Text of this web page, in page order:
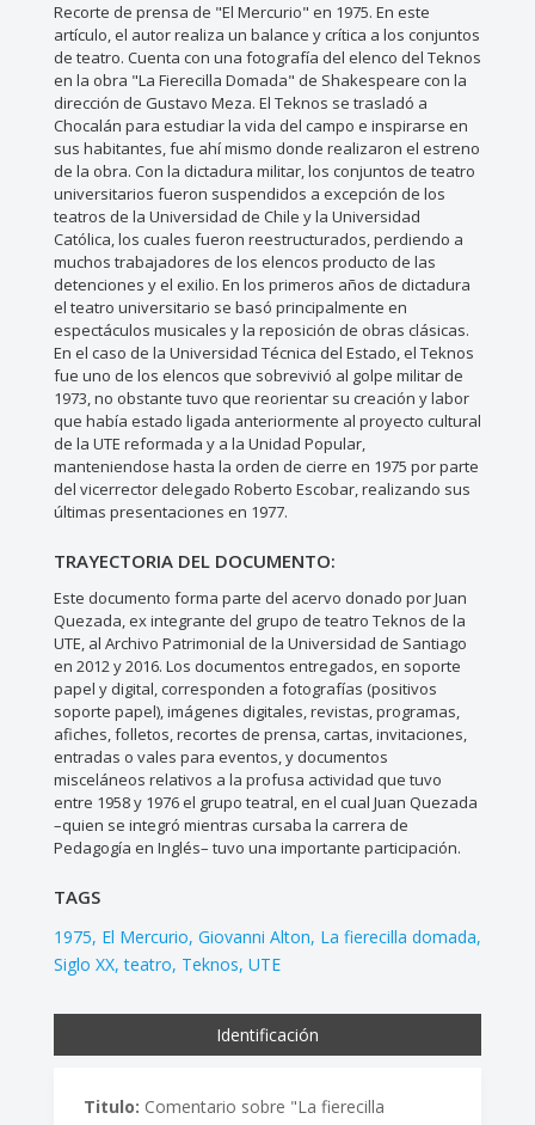
Recorte de prensa de "El Mercurio" en 1975. En este
artículo, el autor realiza un balance y crítica a los conjuntos
de teatro. Cuenta con una fotografía del elenco del Teknos
en la obra "La Fierecilla Domada" de Shakespeare con la
dirección de Gustavo Meza. El Teknos se trasladó a
Chocalán para estudiar la vida del campo e inspirarse en
sus habitantes, fue ahí mismo donde realizaron el estreno
de la obra. Con la dictadura militar, los conjuntos de teatro
universitarios fueron suspendidos a excepción de los
teatros de la Universidad de Chile y la Universidad
Católica, los cuales fueron reestructurados, perdiendo a
muchos trabajadores de los elencos producto de las
detenciones y el exilio. En los primeros años de dictadura
el teatro universitario se basó principalmente en
espectáculos musicales y la reposición de obras clásicas.
En el caso de la Universidad Técnica del Estado, el Teknos
fue uno de los elencos que sobrevivió al golpe militar de
1973, no obstante tuvo que reorientar su creación y labor
que había estado ligada anteriormente al proyecto cultural
de la UTE reformada y a la Unidad Popular,
manteniendose hasta la orden de cierre en 1975 por parte
del vicerrector delegado Roberto Escobar, realizando sus
últimas presentaciones en 1977.
TRAYECTORIA DEL DOCUMENTO:
Este documento forma parte del acervo donado por Juan
Quezada, ex integrante del grupo de teatro Teknos de la
UTE, al Archivo Patrimonial de la Universidad de Santiago
en 2012 y 2016. Los documentos entregados, en soporte
papel y digital, corresponden a fotografías (positivos
soporte papel), imágenes digitales, revistas, programas,
afiches, folletos, recortes de prensa, cartas, invitaciones,
entradas o vales para eventos, y documentos
misceláneos relativos a la profusa actividad que tuvo
entre 1958 y 1976 el grupo teatral, en el cual Juan Quezada
–quien se integró mientras cursaba la carrera de
Pedagogía en Inglés– tuvo una importante participación.
TAGS
1975 El Mercurio Giovanni Alton La fierecilla domada
Siglo XX teatro Teknos UTE
Identificación
Titulo: Comentario sobre "La fierecilla